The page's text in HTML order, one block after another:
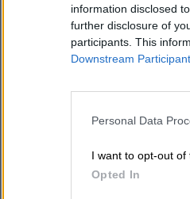
information disclosed
further disclosure of
participants. This
Downstream
Personal Data
I want to opt-out of
Opted In
* I